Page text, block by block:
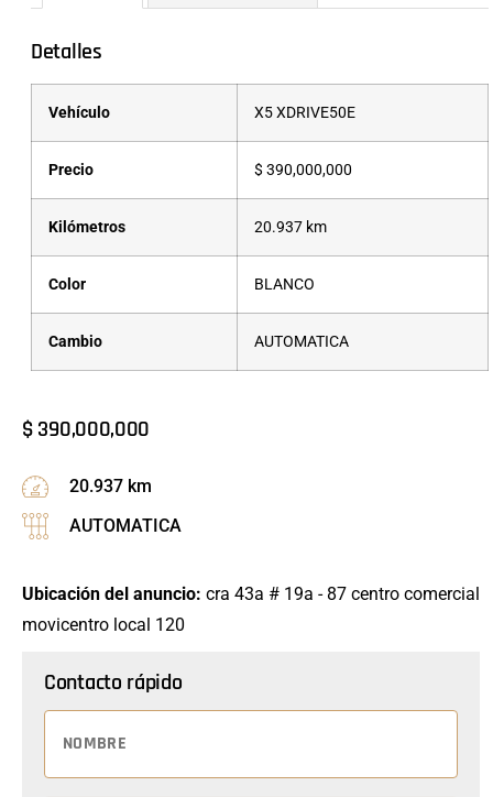
Detalles
Vehículo X5 XDRIVE50E
Precio $ 390,000,000
Kilómetros 20.937 km
Color BLANCO
Cambio AUTOMATICA
$390,000,000
20.937 km
AUTOMATICA
Ubicación del anuncio: cra 43a # 19a - 87 centro comercial
movicentro local 120
Contacto rápido